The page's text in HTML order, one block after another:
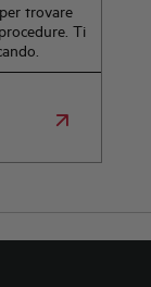
trovare
Ti